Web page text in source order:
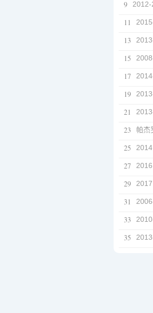
9 2012-
11
13
15
17
19
21
23 帕杰
25
27
29
31
33
35